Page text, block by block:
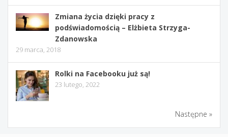
Zmiana życia dzięki pracy z
podświadomością – Elżbieta Strzyga-
Zdanowska
29 marca, 2018
Rolki na Facebooku już są!
23 lutego, 2022
Następne »